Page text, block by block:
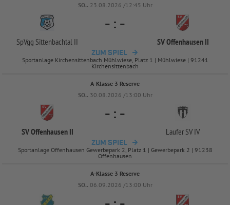
SO.. 23.08.2026 /12:45 Uhr
SpVgg Sittenbachtal II
- : -
SV Offenhausen II
ZUM SPIEL
Sportanlage Kirchensittenbach Mühlwiese, Platz 1 | Mühlwiese | 91241
Kirchensittenbach
A-Klasse 3 Reserve
SO.. 30.08.2026 /13:00 Uhr
SV Offenhausen II
- : -
Laufer SV IV
ZUM SPIEL
Sportanlage Offenhausen Gewerbepark 2, Platz 1 | Gewerbepark 2 | 91238
Offenhausen
A-Klasse 3 Reserve
SO.. 06.09.2026 /13:00 Uhr